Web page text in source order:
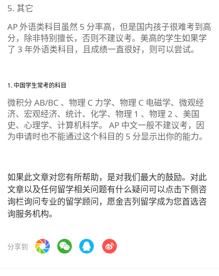
5. 其它
AP 外语类科目虽然 5 分率高，但是国内孩子很难考到高
分，除非特别擅长，否则不建议考。美高的学生如果学
了 3 年外语类科目，且成绩一直很好，则可以尝试。
中国学生常考的科目
微积分 AB/BC 、物理 C 力学、物理 C 电磁学、微观经
济、宏观经济、统计、化学、物理 1 、物理 2 、美国
史、心理学、计算机科学。 AP 中文一般不建议考，因
为申请时也不能通过这个科目的 5 分显示出你的能力。
如果此文章对您有所帮助，是对我们最大的鼓励。对此
文章以及任何留学相关问题有什么疑问可以点击下侧咨
询栏询问专业的留学顾问，愿金吉列留学成为您首选咨
询服务机构。
分享到